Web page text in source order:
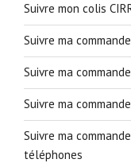
Suivre mon colis
Suivre ma commande
Suivre ma commande
Suivre ma
Suivre ma
téléphones